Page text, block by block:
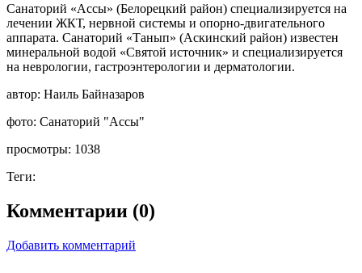
Санаторий «Ассы» (Белорецкий район) специализируется на
лечении ЖКТ, нервной системы и опорно-двигательного
аппарата. Санаторий «Танып» (Аскинский район) известен
минеральной водой «Святой источник» и специализируется
на неврологии, гастроэнтерологии и дерматологии.
автор: Наиль Байназаров
фото: Санаторий "Ассы"
просмотры: 1038
Теги:
Комментарии (0)
Добавить комментарий